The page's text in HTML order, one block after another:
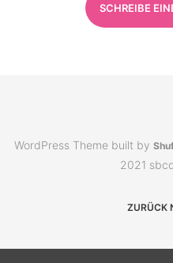
SCHREIBE
WordPress Theme built by
2021
ZURÜCK